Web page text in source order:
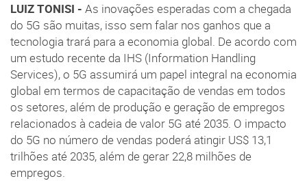
LUIZ TONISI - As inovações esperadas com a chegada
do 5G são muitas, isso sem falar nos ganhos que a
tecnologia trará para a economia global. De acordo com
um estudo recente da IHS (Information Handling
Services), o 5G assumirá um papel integral na economia
global em termos de capacitação de vendas em todos
os setores, além de produção e geração de empregos
relacionados à cadeia de valor 5G até 2035. O impacto
do 5G no número de vendas poderá atingir US$ 13,1
trilhões até 2035, além de gerar 22,8 milhões de
empregos.